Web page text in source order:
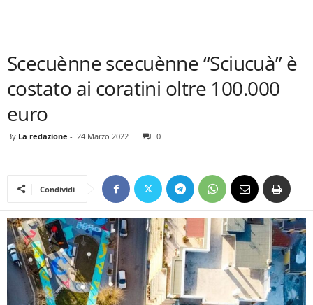
Scecuènne scecuènne “Sciucuà” è
costato ai coratini oltre 100.000
euro
By La redazione - 24 Marzo 2022 0
Condividi